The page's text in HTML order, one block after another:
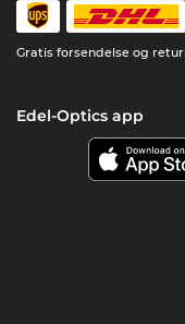
Gratis forsendelse og
Edel-Optics app